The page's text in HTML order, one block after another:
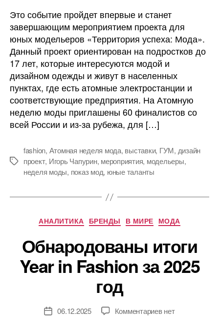
января
в
столице
состоится
Атомная
неделя
моды
Это событие пройдет впервые и станет
завершающим мероприятием проекта для
юных модельеров «Территория успеха: Мода».
Данный проект ориентирован на подростков до
17 лет, которые интересуются модой и
дизайном одежды и живут в населенных
пунктах, где есть атомные электростанции и
соответствующие предприятия. На Атомную
неделю моды приглашены 60 финалистов со
всей России и из-за рубежа, для […]
Метки
fashion, Атомная неделя мода, выставки, ГУМ, дизайн
проект, Игорь Чапурин, мероприятия, модельеры,
неделя моды, показ мод, юные таланты
Рубрики
АНАЛИТИКА БРЕНДЫ В МИРЕ МОДА
Обнародованы итоги
Year in Fashion за 2025
год
Дата06.12.2025 Комментариевк
нет